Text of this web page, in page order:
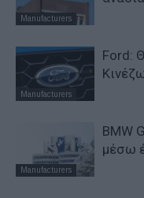
Manufacturers
Manufacturers
Ford:
Manufacturers
BMW
μέσω